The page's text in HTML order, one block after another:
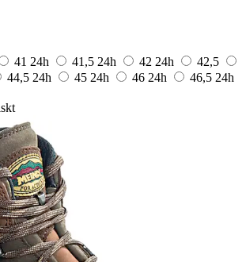
41 24h 41,5 24h 42 24h
42,5
44,5 24h 45 24h 46 24h 46,5 24h